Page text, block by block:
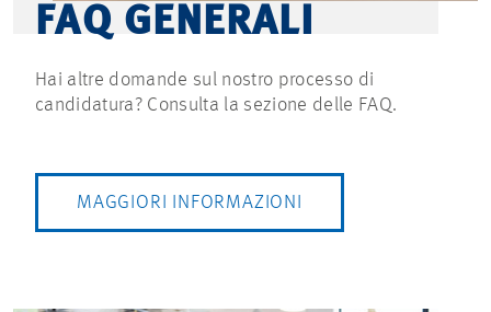
FAQ GENERALI
Hai altre domande sul nostro processo di
candidatura? Consulta la sezione delle FAQ.
MAGGIORI INFORMAZIONI